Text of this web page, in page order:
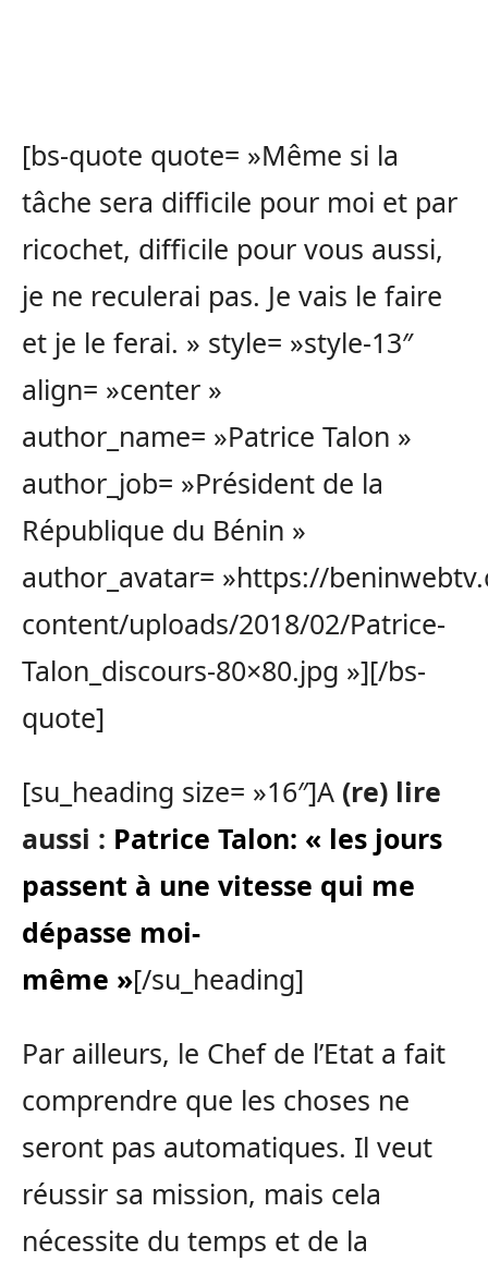
[bs-quote quote= »Même si la
tâche sera difficile pour moi et par
ricochet, difficile pour vous aussi,
je ne reculerai pas. Je vais le faire
et je le ferai. » style= »style-13″
align= »center »
author_name= »Patrice Talon »
author_job= »Président de la
République du Bénin »
author_avatar= »https://
content/uploads/2018/02/Patrice-
Talon_discours-80×80.jpg »][/bs-
quote]
[su_heading size= »16″]A (re) lire
aussi : Patrice Talon: « les jours
passent à une vitesse qui me
dépasse moi-
même »[/su_heading]
Par ailleurs, le Chef de l’Etat a fait
comprendre que les choses ne
seront pas automatiques. Il veut
réussir sa mission, mais cela
nécessite du temps et de la